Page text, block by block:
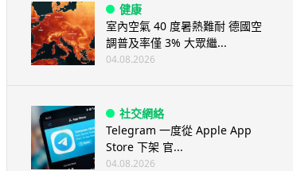
健康
室內空氣 40 度暑熱難耐 德國空
調普及率僅 3% 大眾繼...
04.08.2026
社交網絡
Telegram 一度從 Apple App
Store 下架 官...
04.08.2026